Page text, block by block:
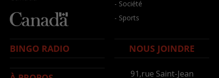
- Société
- Sports
BINGO RADIO NOUS JOINDRE
91,rue Saint-Jean